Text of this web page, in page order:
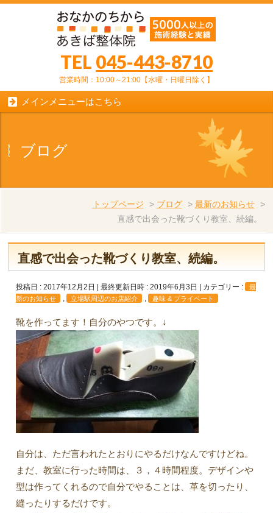
TEL 045-443-8710
営業時間：10:00～21:00【水曜・日曜日除く】
メインメニューはこちら
ブログ
トップページ > ブログ > 最新のお知らせ >
直感で出会った靴づくり教室、続編。
直感で出会った靴づくり教室、続編。
投稿日 : 2017年12月2日 最終更新日時 : 2019年6月3日 カテゴリー :
最
新のお知らせ
立場駅周辺のお店紹介 趣味 & プライベート
靴を作ってます！自分のやつです。↓
自分は、ただ言われたとおりにやるだけなんですけどね。
まだ、教室に行った時間は、３，４時間程度。デザインや
型は作ってくれるので自分でやることは、革を切ったり、
縫ったりするだけです。